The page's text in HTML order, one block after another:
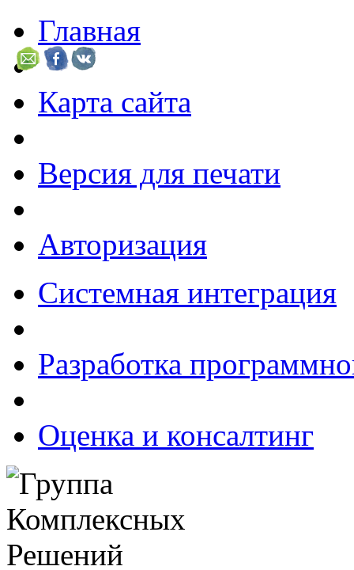
Главная
Карта сайта
Версия для печати
Авторизация
Системная интеграция
Разработка
Оценка и консалтинг